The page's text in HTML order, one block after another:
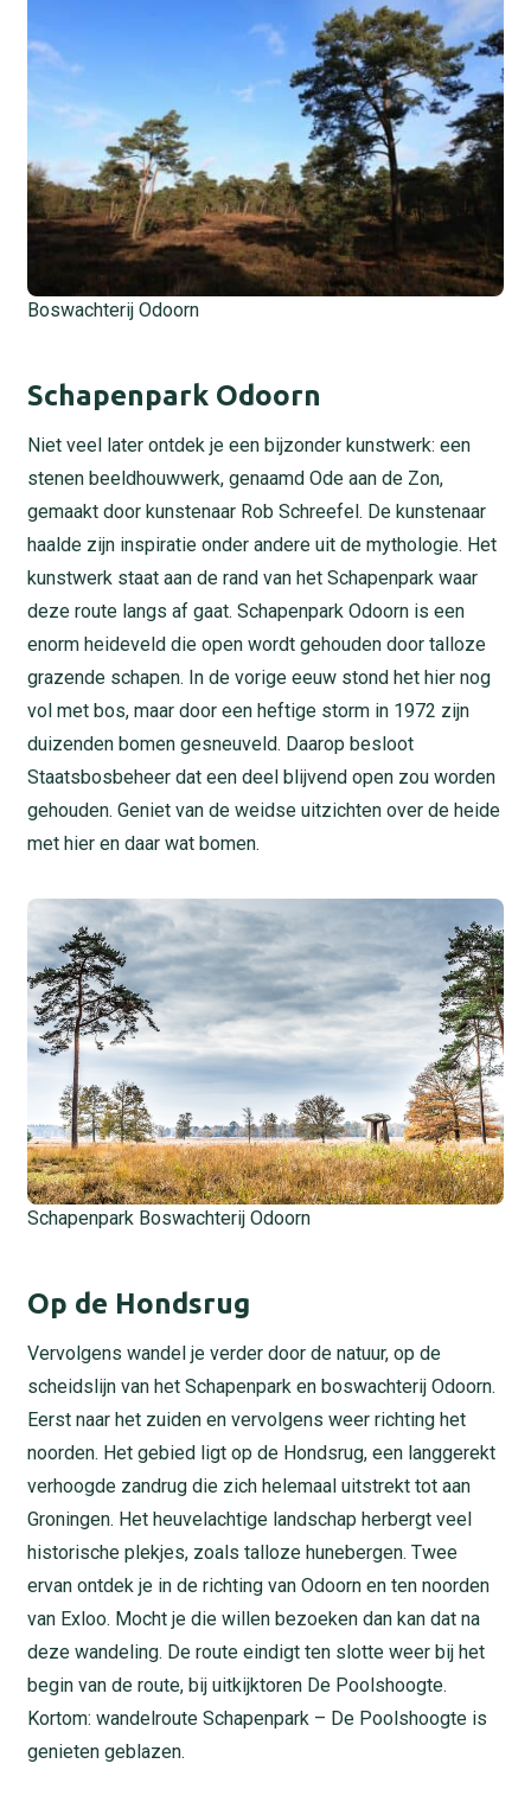
Boswachterij Odoorn
Schapenpark Odoorn
Niet veel later ontdek je een bijzonder kunstwerk: een
stenen beeldhouwwerk, genaamd Ode aan de Zon,
gemaakt door kunstenaar Rob Schreefel. De kunstenaar
haalde zijn inspiratie onder andere uit de mythologie. Het
kunstwerk staat aan de rand van het Schapenpark waar
deze route langs af gaat. Schapenpark Odoorn is een
enorm heideveld die open wordt gehouden door talloze
grazende schapen. In de vorige eeuw stond het hier nog
vol met bos, maar door een heftige storm in 1972 zijn
duizenden bomen gesneuveld. Daarop besloot
Staatsbosbeheer dat een deel blijvend open zou worden
gehouden. Geniet van de weidse uitzichten over de heide
met hier en daar wat bomen.
Schapenpark Boswachterij Odoorn
Op de Hondsrug
Vervolgens wandel je verder door de natuur, op de
scheidslijn van het Schapenpark en boswachterij Odoorn.
Eerst naar het zuiden en vervolgens weer richting het
noorden. Het gebied ligt op de Hondsrug, een langgerekt
verhoogde zandrug die zich helemaal uitstrekt tot aan
Groningen. Het heuvelachtige landschap herbergt veel
historische plekjes, zoals talloze hunebergen. Twee
ervan ontdek je in de richting van Odoorn en ten noorden
van Exloo. Mocht je die willen bezoeken dan kan dat na
deze wandeling. De route eindigt ten slotte weer bij het
begin van de route, bij uitkijktoren De Poolshoogte.
Kortom: wandelroute Schapenpark – De Poolshoogte is
genieten geblazen.